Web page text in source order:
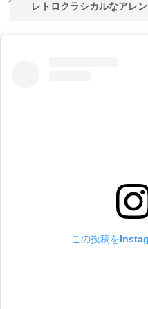
レトロクラシカルなアレ
この投稿を